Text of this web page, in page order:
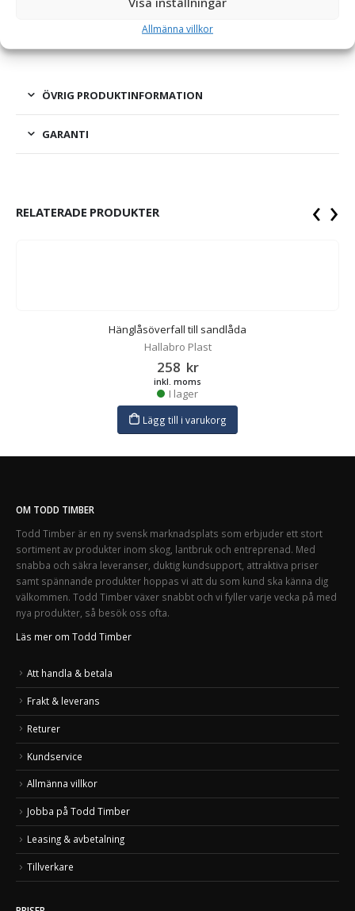
Allmänna villkor
handtag. Spaden är bunden till hinken med en 1 m lång
ÖVRIG PRODUKTINFORMATION
GARANTI
RELATERADE PRODUKTER
Hänglåsöverfall till sandlåda
Hallabro Plast
258 kr
inkl. moms
I lager
Lägg till i varukorg
‹ ›
OM TODD TIMBER
Todd Timber är en ny svensk marknadsplats som erbjuder ett stort
sortiment av produkter inom skog, lantbruk och entreprenad. Med
snabba och säkra leveranser, duktig kundsupport, attraktiva priser
samt spännande produkter hoppas vi att du som kund ska känna dig
välkommen. Todd Timber växer snabbt och vi fyller varje vecka på med
nya produkter, så besök oss ofta.
Läs mer om Todd Timber
Att handla & betala
Frakt & leverans
Returer
Kundservice
Allmänna villkor
Jobba på Todd Timber
Leasing & avbetalning
Tillverkare